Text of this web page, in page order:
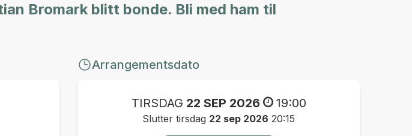
Bromark blitt bonde. Bli med ham til
Arrangementsdato
TIRSDAG 22 SEP 2026 19:00
Slutter tirsdag 22 sep 2026 20:15